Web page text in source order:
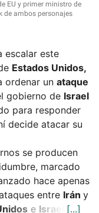
EU y primer ministro de
de ambos personajes
escalar este
Estados Unidos,
ordenar un ataque
gobierno de Israel
para responder
decide atacar su
se producen
marcado
hace apenas
entre Irán y
e Israel